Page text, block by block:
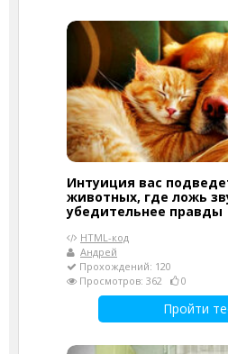
Интуиция вас
животных, где ложь
убедительнее правды
HTML-код
Андрей
Прохождений: 120
Просмотров: 362
0
Пройти